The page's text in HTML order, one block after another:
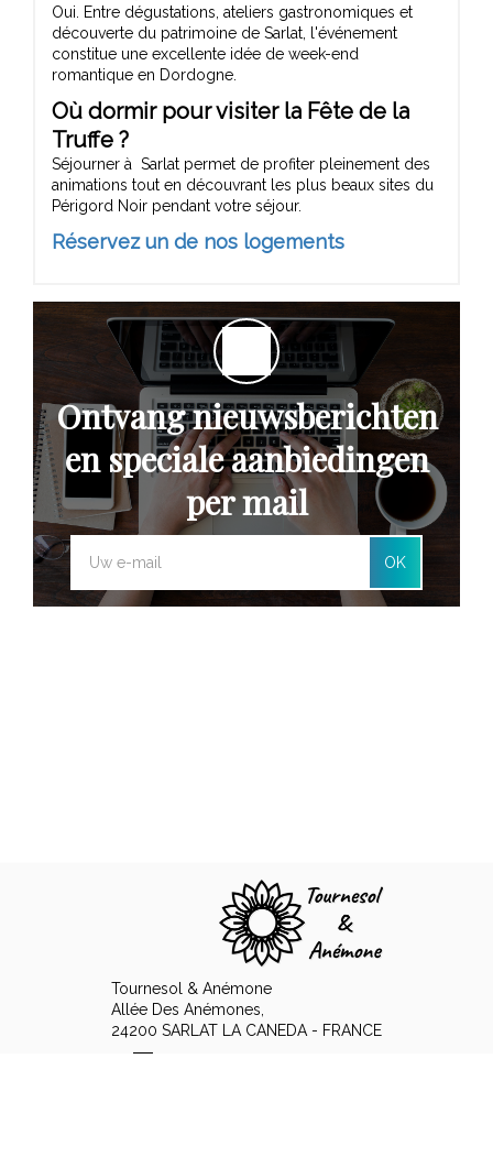
Oui. Entre dégustations, ateliers gastronomiques et
découverte du patrimoine de Sarlat, l'événement
constitue une excellente idée de week-end
romantique en Dordogne.
Où dormir pour visiter la Fête de la
Truffe ?
Séjourner à Sarlat permet de profiter pleinement des
animations tout en découvrant les plus beaux sites du
Périgord Noir pendant votre séjour.
Réservez un de nos logements
Ontvang nieuwsberichten
en speciale aanbiedingen
per mail
OK
Tournesol & Anémone
Allée Des Anémones,
24200 SARLAT LA CANEDA - FRANCE